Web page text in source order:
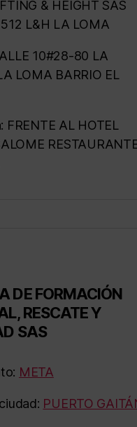
& HEIGHT SAS
L&H LA LOMA
10#28-80 LA
LOMA BARRIO EL
FRENTE AL HOTEL
DE FORMACIÓN
RESCATE Y
SAS
META
PUERTO